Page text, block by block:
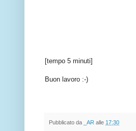
[tempo 5 minuti]
Buon lavoro :-)
Pubblicato da _AR alle 17:30